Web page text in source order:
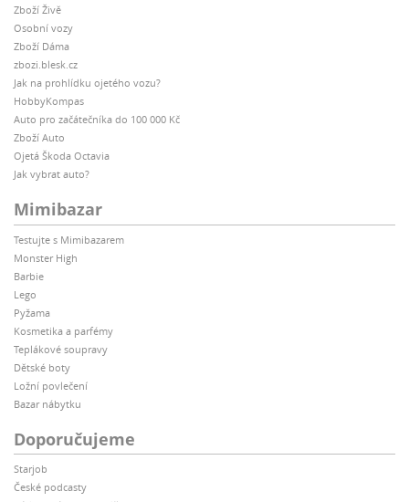
Zboží Živě
Osobní vozy
Zboží Dáma
zbozi.blesk.cz
Jak na prohlídku ojetého vozu?
HobbyKompas
Auto pro začátečníka do 100 000 Kč
Zboží Auto
Ojetá Škoda Octavia
Jak vybrat auto?
Mimibazar
Testujte s Mimibazarem
Monster High
Barbie
Lego
Pyžama
Kosmetika a parfémy
Teplákové soupravy
Dětské boty
Ložní povlečení
Bazar nábytku
Doporučujeme
Starjob
České podcasty